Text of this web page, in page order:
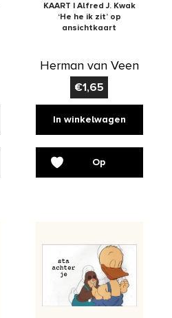
KAART | Alfred J. Kwak
‘He he ik zit’ op
ansichtkaart
Herman van Veen
€1,65
In winkelwagen
Op